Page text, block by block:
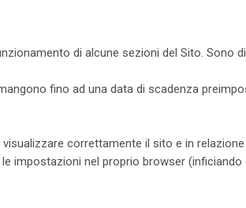
di alcune sezioni del Sito. Sono
fino ad una data di scadenza
correttamente il sito e in
impostazioni nel proprio browser